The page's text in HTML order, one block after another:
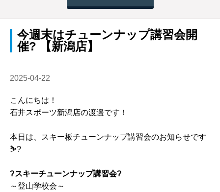
今週末はチューンナップ講習会開
催? 【新潟店】
2025-04-22
こんにちは！
石井スポーツ新潟店の渡邉です！
本日は、スキー板チューンナップ講習会のお知らせです
⛷?
?スキーチューンナップ講習会?
～登山学校会～